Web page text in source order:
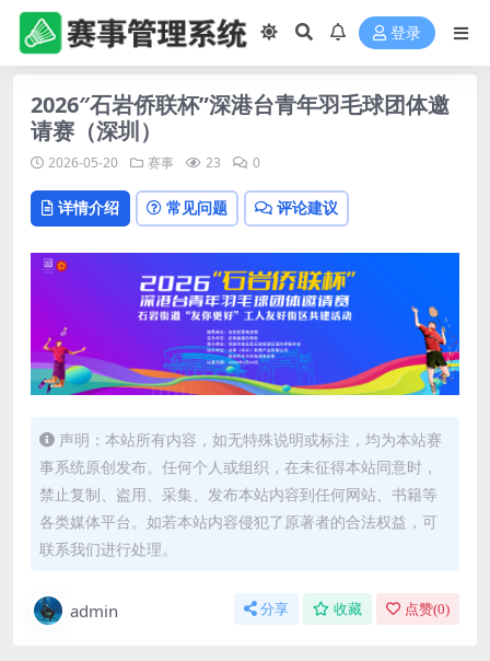
登录
2026″石岩侨联杯”深港台青年羽毛球团体邀
请赛（深圳）
2026-05-20 赛事 23 0
详情介绍 常见问题 评论建议
声明：本站所有内容，如无特殊说明或标注，均为本站赛
事系统原创发布。任何个人或组织，在未征得本站同意时，
禁止复制、盗用、采集、发布本站内容到任何网站、书籍等
各类媒体平台。如若本站内容侵犯了原著者的合法权益，可
联系我们进行处理。
admin 分享 收藏 点赞(0)